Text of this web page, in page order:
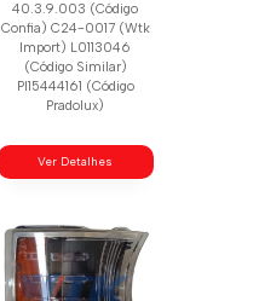
40.3.9.003 (Código
Confia) C24-0017 (Wtk
Import) L0113046
(Código Similar)
Pl15444161 (Código
Pradolux)
Ver Detalhes